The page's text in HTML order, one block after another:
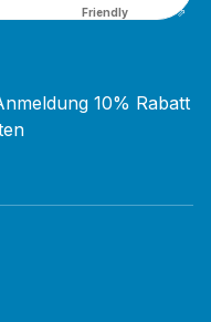
Friendly Captcha ⇗
10% Rabatt